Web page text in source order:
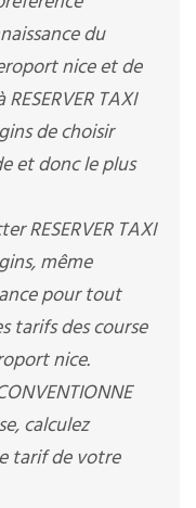
du
nice et de
TAXI
de choisir
et donc le plus
RESERVER TAXI
même
pour tout
tarifs des course
nice.
calculez
tarif de votre